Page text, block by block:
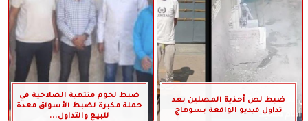
ضبط لص أحذية المصلين بعد
تداول فيديو الواقعة بسوهاج
ضبط لحوم منتهية الصلاحية في
حملة مكبرة لضبط الأسواق معدة
للبيع والتداول...